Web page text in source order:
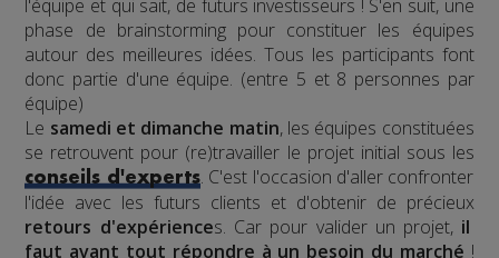
l'équipe et qui sait, de futurs investisseurs ! S'en suit, une
phase de brainstorming pour constituer les équipes
autour des meilleures idées. Tous les participants font
donc partie d'une équipe. (entre 5 et 8 personnes par
équipe)
Le samedi et dimanche matin, les équipes constituées
se retrouvent pour (re)travailler le projet initial sous les
conseils d'experts. C'est l'occasion d'aller confronter
l'idée avec les futurs clients et d'obtenir de précieux
retours d'expériences. Car pour valider un projet, il
faut avant tout répondre à un besoin du marché !